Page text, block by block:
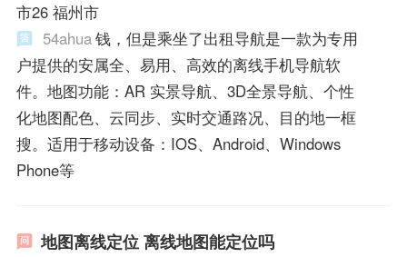
市26 福州市
54ahua钱，但是乘坐了出租导航是一款为专用
户提供的安属全、易用、高效的离线手机导航软
件。地图功能：AR 实景导航、3D全景导航、个性
化地图配色、云同步、实时交通路况、目的地一框
搜。适用于移动设备：IOS、Android、Windows
Phone等
地图离线定位 离线地图能定位吗